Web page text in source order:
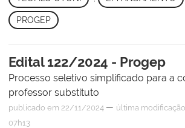
PROGEP
Edital 122/2024 - Progep
Processo seletivo simplificado para a
professor substituto
publicado em 22/11/2024 — última modificação
07h13